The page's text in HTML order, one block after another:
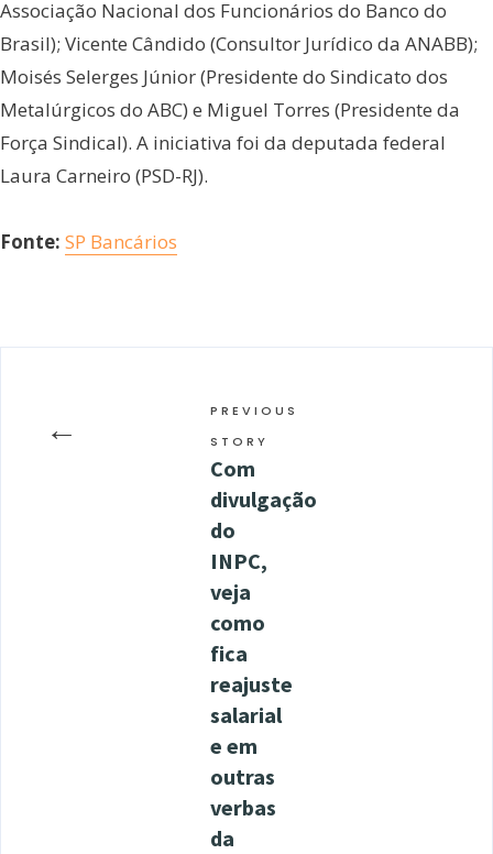
Associação Nacional dos Funcionários do Banco do
Brasil); Vicente Cândido (Consultor Jurídico da ANABB);
Moisés Selerges Júnior (Presidente do Sindicato dos
Metalúrgicos do ABC) e Miguel Torres (Presidente da
Força Sindical). A iniciativa foi da deputada federal
Laura Carneiro (PSD-RJ).
Fonte: SP Bancários
←
PREVIOUS
STORY
Com
divulgação
do
INPC,
veja
como
fica
reajuste
salarial
e em
outras
verbas
da